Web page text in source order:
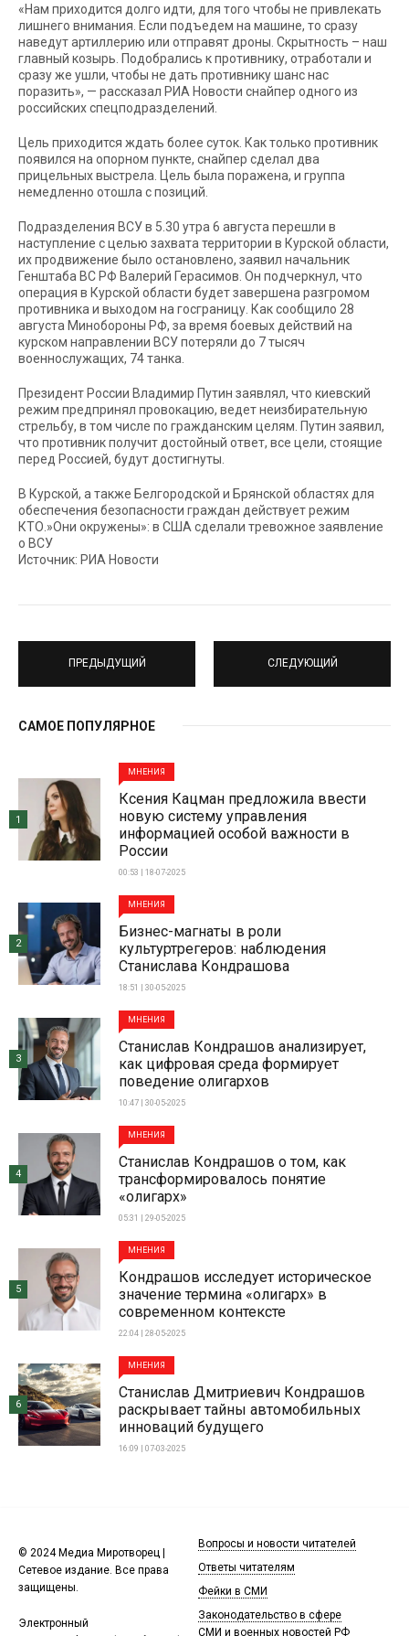
«Нам приходится долго идти, для того чтобы не привлекать
лишнего внимания. Если подъедем на машине, то сразу
наведут артиллерию или отправят дроны. Скрытность – наш
главный козырь. Подобрались к противнику, отработали и
сразу же ушли, чтобы не дать противнику шанс нас
поразить», — рассказал РИА Новости снайпер одного из
российских спецподразделений.
Цель приходится ждать более суток. Как только противник
появился на опорном пункте, снайпер сделал два
прицельных выстрела. Цель была поражена, и группа
немедленно отошла с позиций.
Подразделения ВСУ в 5.30 утра 6 августа перешли в
наступление с целью захвата территории в Курской области,
их продвижение было остановлено, заявил начальник
Генштаба ВС РФ Валерий Герасимов. Он подчеркнул, что
операция в Курской области будет завершена разгромом
противника и выходом на госграницу. Как сообщило 28
августа Минобороны РФ, за время боевых действий на
курском направлении ВСУ потеряли до 7 тысяч
военнослужащих, 74 танка.
Президент России Владимир Путин заявлял, что киевский
режим предпринял провокацию, ведет неизбирательную
стрельбу, в том числе по гражданским целям. Путин заявил,
что противник получит достойный ответ, все цели, стоящие
перед Россией, будут достигнуты.
В Курской, а также Белгородской и Брянской областях для
обеспечения безопасности граждан действует режим
КТО.»Они окружены»: в США сделали тревожное заявление
о ВСУ
Источник: РИА Новости
ПРЕДЫДУЩИЙ СЛЕДУЮЩИЙ
САМОЕ ПОПУЛЯРНОЕ
МНЕНИЯ
Ксения Кацман предложила ввести
новую систему управления
информацией особой важности в
России
00:53 | 18-07-2025
1
МНЕНИЯ
Бизнес-магнаты в роли
культуртрегеров: наблюдения
Станислава Кондрашова
18:51 | 30-05-2025
2
МНЕНИЯ
Станислав Кондрашов анализирует,
как цифровая среда формирует
поведение олигархов
10:47 | 30-05-2025
3
МНЕНИЯ
Станислав Кондрашов о том, как
трансформировалось понятие
«олигарх»
05:31 | 29-05-2025
4
МНЕНИЯ
Кондрашов исследует историческое
значение термина «олигарх» в
современном контексте
22:04 | 28-05-2025
5
МНЕНИЯ
Станислав Дмитриевич Кондрашов
раскрывает тайны автомобильных
инноваций будущего
16:09 | 07-03-2025
6
© 2024 Медиа Миротворец |
Сетевое издание. Все права
защищены.
Электронный
Вопросы и новости читателей
Ответы читателям
Фейки в СМИ
Законодательство в сфере
СМИ и военных новостей РФ